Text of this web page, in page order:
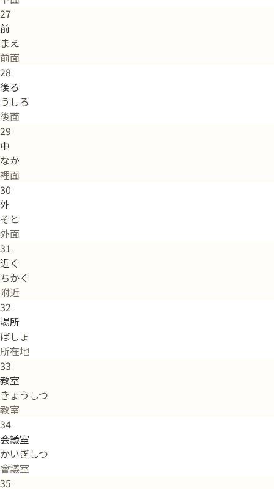
27
前
まえ
前面
28
後ろ
うしろ
後面
29
中
なか
裡面
30
外
そと
外面
31
近く
ちかく
附近
32
場所
ばしょ
所在地
33
教室
きょうしつ
教室
34
会議室
かいぎしつ
會議室
35